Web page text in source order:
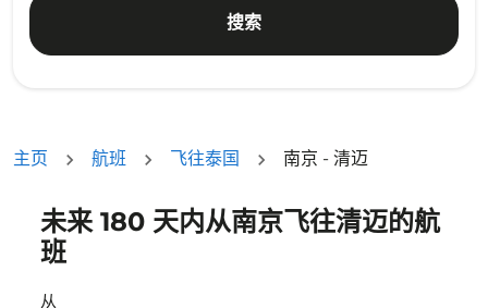
搜索
主页 航班 飞往泰国 南京 - 清迈
未来 180 天内从南京飞往清迈的航
班
从
没有符合您的筛选条件的机票。请调整您的筛选条件。